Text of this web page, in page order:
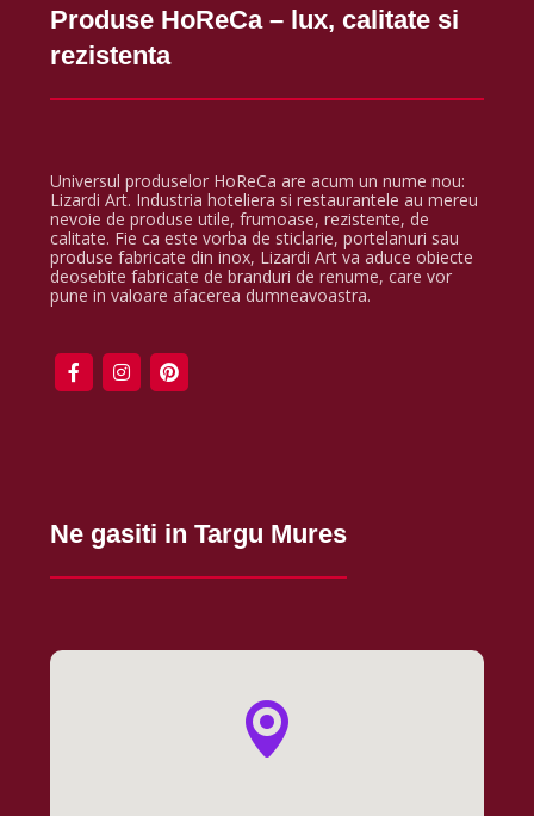
Produse HoReCa – lux, calitate si
rezistenta
Universul produselor HoReCa are acum un nume nou:
Lizardi Art. Industria hoteliera si restaurantele au mereu
nevoie de produse utile, frumoase, rezistente, de
calitate. Fie ca este vorba de sticlarie, portelanuri sau
produse fabricate din inox, Lizardi Art va aduce obiecte
deosebite fabricate de branduri de renume, care vor
pune in valoare afacerea dumneavoastra.
Ne gasiti in Targu Mures